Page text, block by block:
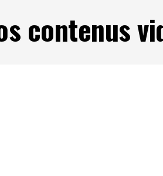
contenus